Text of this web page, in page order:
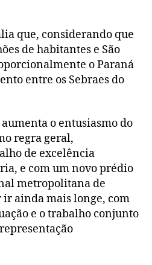
que, considerando que
de habitantes e São
o Paraná
entre os Sebraes do
o entusiasmo do
regra geral,
de excelência
e com um novo prédio
metropolitana de
ainda mais longe, com
e o trabalho conjunto